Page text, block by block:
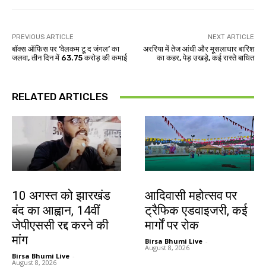
PREVIOUS ARTICLE
बॉक्स ऑफिस पर ‘वेलकम टू द जंगल’ का
जलवा, तीन दिन में 63.75 करोड़ की कमाई
NEXT ARTICLE
अररिया में तेज आंधी और मूसलाधार बारिश
का कहर, पेड़ उखड़े, कई रास्ते बाधित
RELATED ARTICLES
10 अगस्त को झारखंड
बंद का आह्वान, 14वीं
जेपीएससी रद्द करने की
मांग
Birsa Bhumi Live -
August 8, 2026
आदिवासी महोत्सव पर
ट्रैफिक एडवाइजरी, कई
मार्गों पर रोक
Birsa Bhumi Live -
August 8, 2026